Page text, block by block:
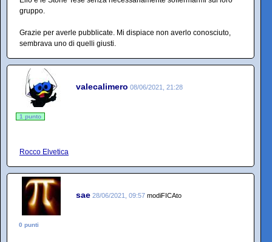
gruppo.
Grazie per averle pubblicate. Mi dispiace non averlo conosciuto,
sembrava uno di quelli giusti.
valecalimero 08/06/2021, 21:28
1 punto
Rocco Elvetica
sae 28/06/2021, 09:57 modiFICAto
0 punti